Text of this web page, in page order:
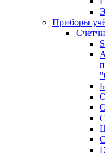
Приборы